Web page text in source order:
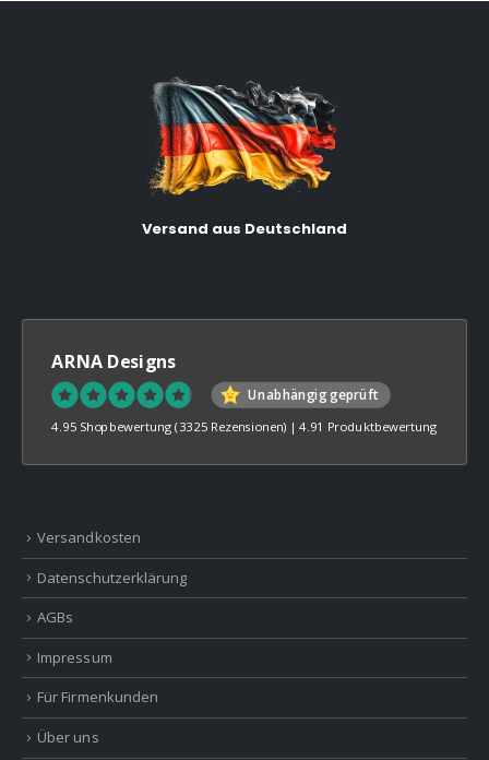
Versand aus Deutschland
ARNA Designs
Unabhängig geprüft
4.95 Shopbewertung (3325 Rezensionen) |4.91 Produktbewertung
Versandkosten
Datenschutzerklärung
AGBs
Impressum
Für Firmenkunden
Über uns